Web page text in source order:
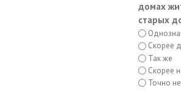
домах
старых
Скорее
Так же
Скорее
Точно